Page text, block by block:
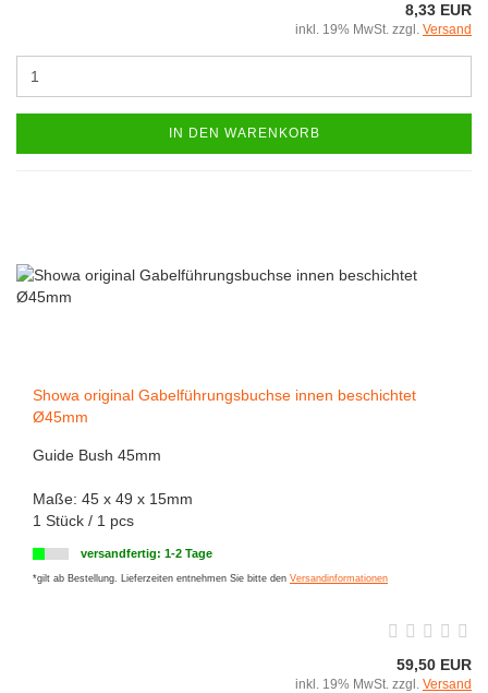
8,33 EUR
inkl. 19% MwSt. zzgl. Versand
IN DEN WARENKORB
Showa original Gabelführungsbuchse innen beschichtet
Ø45mm
Guide Bush 45mm
Maße: 45 x 49 x 15mm
1 Stück / 1 pcs
versandfertig: 1-2 Tage
*gilt ab Bestellung. Lieferzeiten entnehmen Sie bitte den Versandinformationen
59,50 EUR
inkl. 19% MwSt. zzgl. Versand